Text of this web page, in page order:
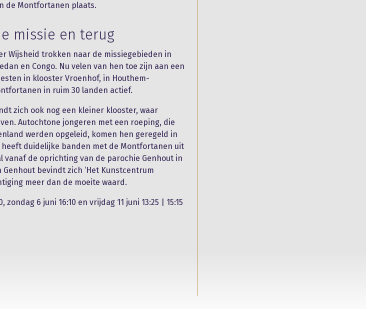
de Montfortanen plaats.
missie en terug
Wijsheid trokken naar de missiegebieden in
en Congo. Nu velen van hen toe zijn aan een
in klooster Vroenhof, in Houthem-
in ruim 30 landen actief.
zich ook nog een kleiner klooster, waar
Autochtone jongeren met een roeping, die
werden opgeleid, komen hen geregeld in
heeft duidelijke banden met de Montfortanen uit
vanaf de oprichting van de parochie Genhout in
bevindt zich ‘Het Kunstcentrum
meer dan de moeite waard.
6 juni 16:10 en vrijdag 11 juni 13:25 | 15:15